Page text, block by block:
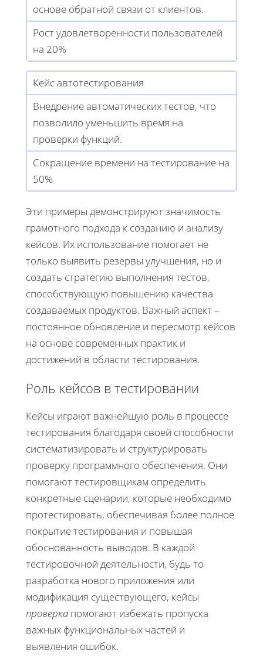
основе обратной связи от клиентов.
Рост удовлетворенности пользователей
на 20%
Кейс автотестирования
Внедрение автоматических тестов, что
позволило уменьшить время на
проверки функций.
Сокращение времени на тестирование на
50%
Эти примеры демонстрируют значимость
грамотного подхода к созданию и анализу
кейсов. Их использование помогает не
только выявить резервы улучшения, но и
создать стратегию выполнения тестов,
способствующую повышению качества
создаваемых продуктов. Важный аспект –
постоянное обновление и пересмотр кейсов
на основе современных практик и
достижений в области тестирования.
Роль кейсов в тестировании
Кейсы играют важнейшую роль в процессе
тестирования благодаря своей способности
систематизировать и структурировать
проверку программного обеспечения. Они
помогают тестировщикам определить
конкретные сценарии, которые необходимо
протестировать, обеспечивая более полное
покрытие тестирования и повышая
обоснованность выводов. В каждой
тестировочной деятельности, будь то
разработка нового приложения или
модификация существующего, кейсы
проверка помогают избежать пропуска
важных функциональных частей и
выявления ошибок.